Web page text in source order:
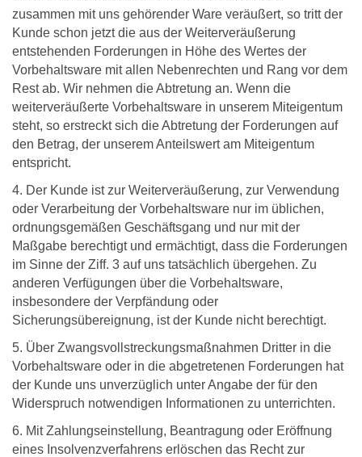
zusammen mit uns gehörender Ware veräußert, so tritt der
Kunde schon jetzt die aus der Weiterveräußerung
entstehenden Forderungen in Höhe des Wertes der
Vorbehaltsware mit allen Nebenrechten und Rang vor dem
Rest ab. Wir nehmen die Abtretung an. Wenn die
weiterveräußerte Vorbehaltsware in unserem Miteigentum
steht, so erstreckt sich die Abtretung der Forderungen auf
den Betrag, der unserem Anteilswert am Miteigentum
entspricht.
4. Der Kunde ist zur Weiterveräußerung, zur Verwendung
oder Verarbeitung der Vorbehaltsware nur im üblichen,
ordnungsgemäßen Geschäftsgang und nur mit der
Maßgabe berechtigt und ermächtigt, dass die Forderungen
im Sinne der Ziff. 3 auf uns tatsächlich übergehen. Zu
anderen Verfügungen über die Vorbehaltsware,
insbesondere der Verpfändung oder
Sicherungsübereignung, ist der Kunde nicht berechtigt.
5. Über Zwangsvollstreckungsmaßnahmen Dritter in die
Vorbehaltsware oder in die abgetretenen Forderungen hat
der Kunde uns unverzüglich unter Angabe der für den
Widerspruch notwendigen Informationen zu unterrichten.
6. Mit Zahlungseinstellung, Beantragung oder Eröffnung
eines Insolvenzverfahrens erlöschen das Recht zur